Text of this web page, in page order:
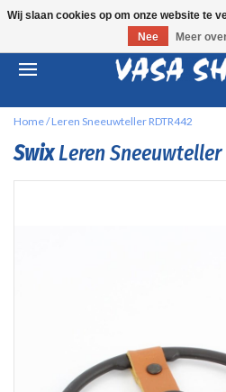
Home/Leren Sneeuwteller RDTR442
SwixLeren Sneeuwteller
Wij slaan cookies op om onze website te
Nee
Meer